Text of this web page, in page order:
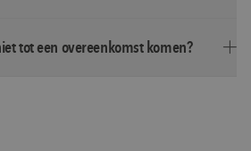
tot een overeenkomst komen?